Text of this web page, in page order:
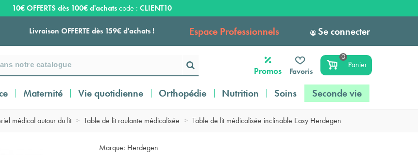
Livraison OFFERTE dès 159€ d'achats !
Payez en 3 ou 4 fois SANS FRAIS à partir de
100€
Livraison OFFERTE dès 159€ d'achats !
10€ OFFERTS dès 100€ d'achatscode : CLIENT10
Espace Professionnels Se connecter
Promos Favoris
0
Panier
Maternité Vie quotidienne Orthopédie Nutrition Soins Seconde vie
médical autour du lit > Table de lit roulante médicalisée > Table de lit médicalisée inclinable Easy Herdegen
Marque: Herdegen